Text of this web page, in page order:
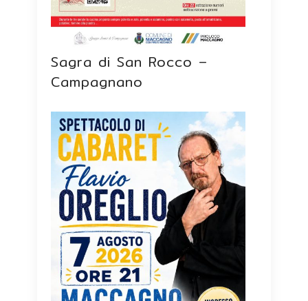
Sagra di San Rocco –
Campagnano